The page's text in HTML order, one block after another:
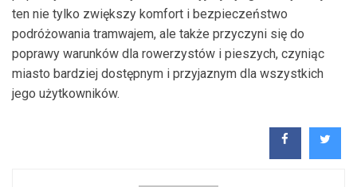
ten nie tylko zwiększy komfort i bezpieczeństwo
podróżowania tramwajem, ale także przyczyni się do
poprawy warunków dla rowerzystów i pieszych, czyniąc
miasto bardziej dostępnym i przyjaznym dla wszystkich
jego użytkowników.